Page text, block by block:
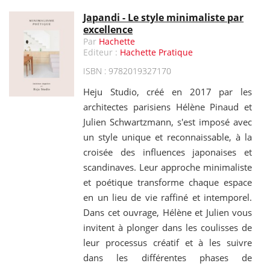
Japandi - Le style minimaliste par
excellence
Par Hachette
Editeur : Hachette Pratique
ISBN : 9782019327170
Heju Studio, créé en 2017 par les
architectes parisiens Hélène Pinaud et
Julien Schwartzmann, s'est imposé avec
un style unique et reconnaissable, à la
croisée des influences japonaises et
scandinaves. Leur approche minimaliste
et poétique transforme chaque espace
en un lieu de vie raffiné et intemporel.
Dans cet ouvrage, Hélène et Julien vous
invitent à plonger dans les coulisses de
leur processus créatif et à les suivre
dans les différentes phases de